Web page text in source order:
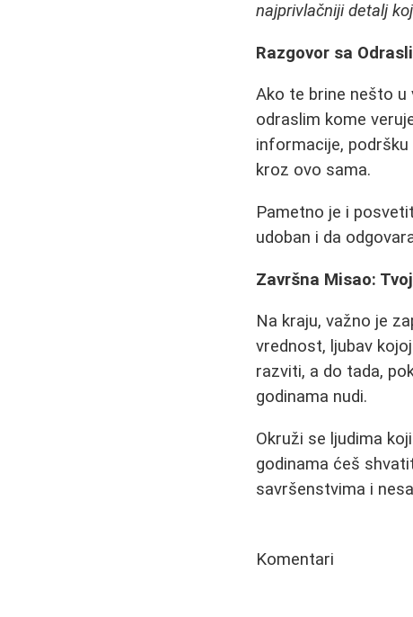
najprivlačniji detalj
Razgovor sa
Ako te brine nešto u
odraslim kome
informacije,
kroz ovo sama.
Pametno je i
udoban i da
Završna Misao:
Na kraju, važno je
vrednost, ljubav
razviti, a do tada,
godinama nudi.
Okruži se ljudima
godinama ćeš
savršenstvima i
Komentari